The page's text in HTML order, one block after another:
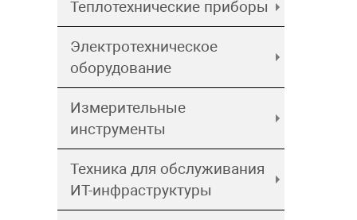
Теплотехнические приборы
Электротехническое
оборудование
Измерительные
инструменты
Техника для обслуживания
ИТ-инфраструктуры